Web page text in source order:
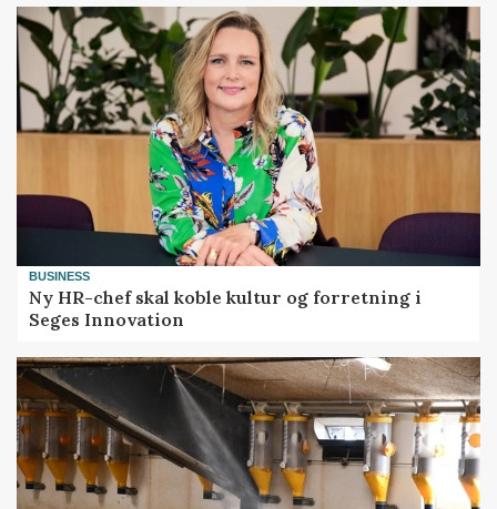
BUSINESS
Ny HR-chef skal koble kultur og forretning i
Seges Innovation